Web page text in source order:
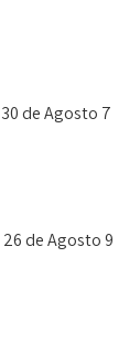
de Agosto 7
de Agosto 9